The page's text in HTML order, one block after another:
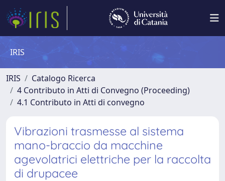
IRIS
IRIS
Catalogo Ricerca
4 Contributo in Atti di Convegno (Proceeding)
4.1 Contributo in Atti di convegno
Vibrazioni trasmesse al sistema
mano-braccio da macchine
agevolatrici elettriche per la raccolta
di drupacee